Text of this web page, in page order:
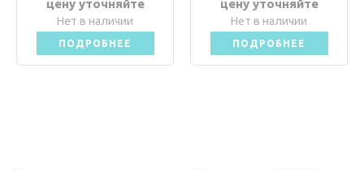
цену уточняйте
Нет в наличии
ПОДРОБНЕЕ
цену уточняйте
Нет в наличии
ПОДРОБНЕЕ